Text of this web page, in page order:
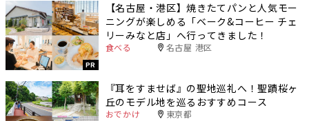
PR
【名古屋・港区】焼きたてパンと人気モー
ニングが楽しめる「ベーク&コーヒー チェ
リーみなと店」へ行ってきました！
食べる 名古屋 港区
『耳をすませば』の聖地巡礼へ！聖蹟桜ヶ
丘のモデル地を巡るおすすめコース
おでかけ 東京都